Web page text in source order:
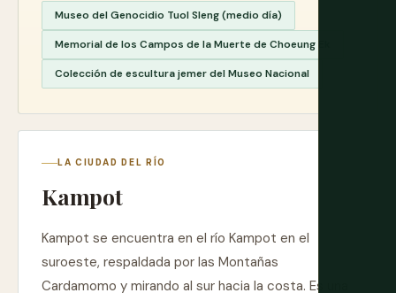
Museo del Genocidio Tuol Sleng (medio día)
Memorial de los Campos de la Muerte de Choeung Ek
Colección de escultura jemer del Museo Nacional
LA CIUDAD DEL RÍO
Kampot
Kampot se encuentra en el río Kampot en el
suroeste, respaldada por las Montañas
Cardamomo y mirando al sur hacia la costa. Es una